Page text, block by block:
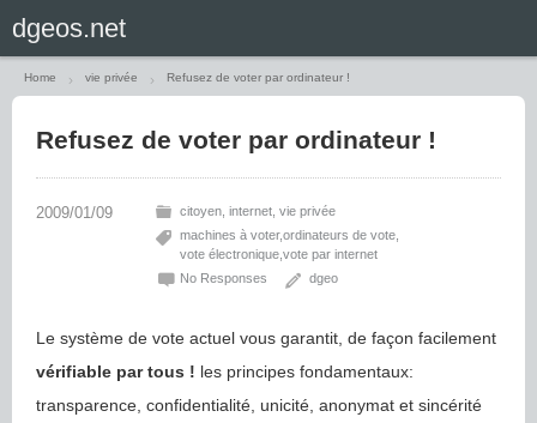
Home vie privée Refusez de voter par ordinateur !
Refusez de voter par ordinateur !
citoyen internet vie privée
machines à voter ordinateurs de vote
vote électronique vote par internet
No Responses
dgeo
Le système de vote actuel vous garantit, de façon facilement
vérifiable par tous ! les principes fondamentaux:
transparence, confidentialité, unicité, anonymat et sincérité